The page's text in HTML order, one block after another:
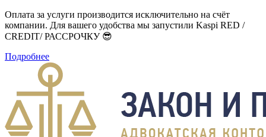
Оплата за услуги производится исключительно на счёт
компании. Для вашего удобства мы запустили Kaspi RED /
CREDIT/ РАССРОЧКУ 😎
Подробнее